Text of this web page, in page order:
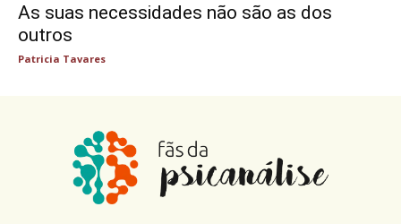
As suas necessidades não são as dos
outros
Patricia Tavares